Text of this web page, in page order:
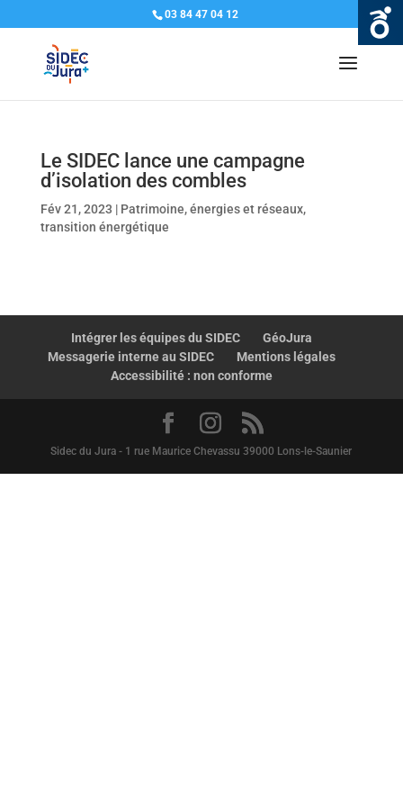
03 84 47 04 12
Le SIDEC lance une campagne
d’isolation des combles
Fév 21, 2023 | Patrimoine, énergies et réseaux,
transition énergétique
Intégrer les équipes du SIDEC
GéoJura
Messagerie interne au SIDEC
Mentions légales
Accessibilité : non conforme
Sidec du Jura - 1 rue Maurice Chevassu 39000 Lons-le-Saunier